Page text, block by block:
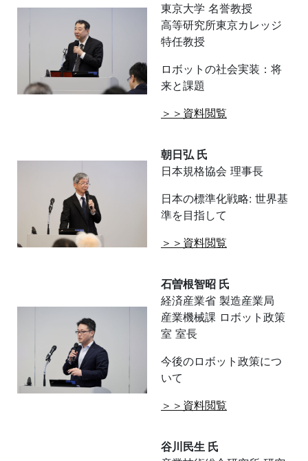
東京大学 名誉教授
高等研究所東京カレッジ
特任教授
ロボットの社会実装：将
来と課題
＞＞資料閲覧
朝日弘 氏
日本規格協会 理事長
日本の標準化戦略: 世界基
準を目指して
＞＞資料閲覧
石曽根智昭 氏
経済産業省 製造産業局
産業機械課 ロボット政策
室 室長
今後のロボット政策につ
いて
＞＞資料閲覧
谷川民生 氏